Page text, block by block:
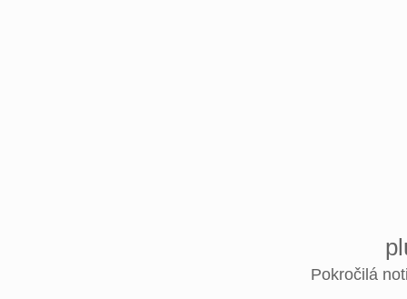
Pokročilá